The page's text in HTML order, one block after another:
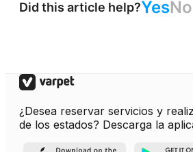
Did this article help?YesNo
¿Desea reservar servicios y
de los estados? Descarga la